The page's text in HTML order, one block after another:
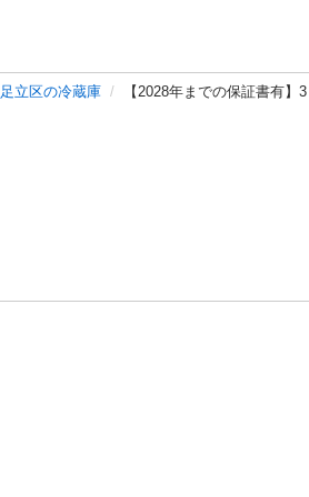
足立区の冷蔵庫 【2028年までの保証書有】